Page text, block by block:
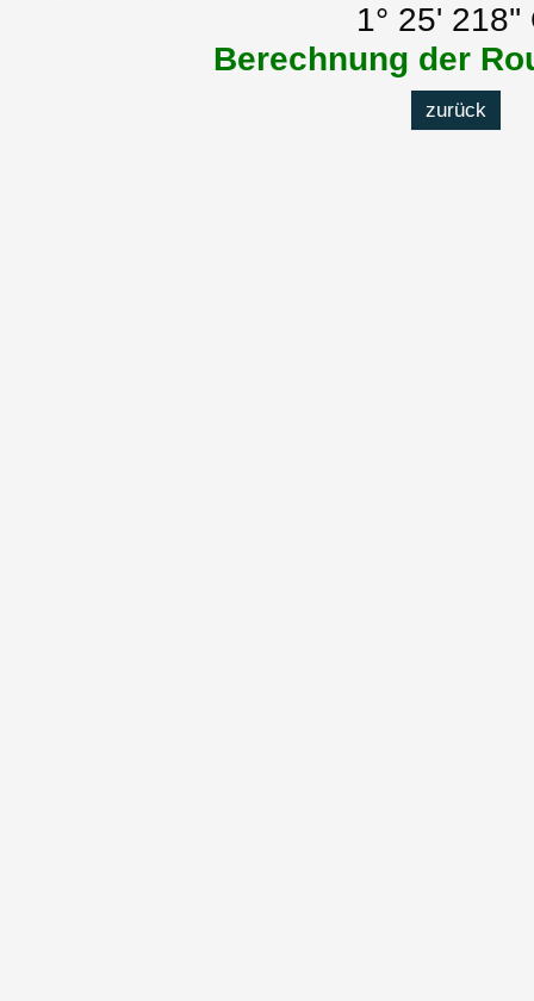
1° 25' 218''
Berechnung der